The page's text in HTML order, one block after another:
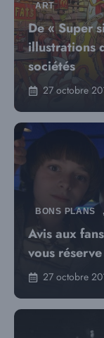
ART
De « Super
illustrations
sociétés
27 octobre
BONS PLANS ,
Avis aux
vous
27 octobre